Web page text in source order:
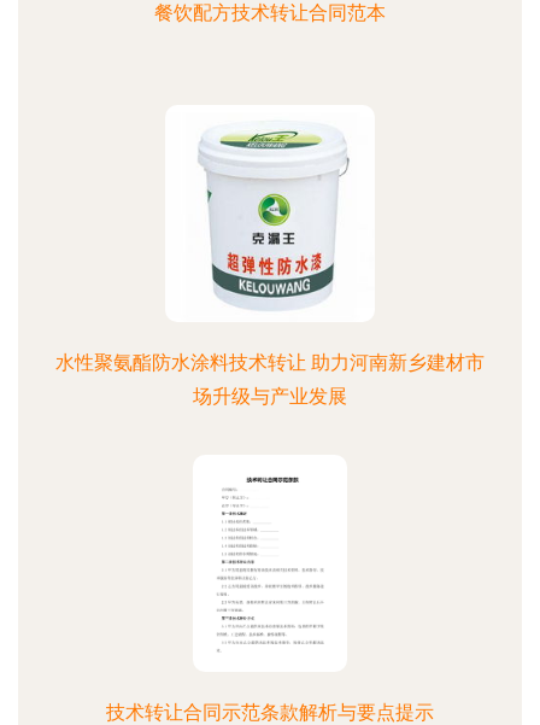
餐饮配方技术转让合同范本
水性聚氨酯防水涂料技术转让 助力河南新乡建材市
场升级与产业发展
技术转让合同示范条款解析与要点提示